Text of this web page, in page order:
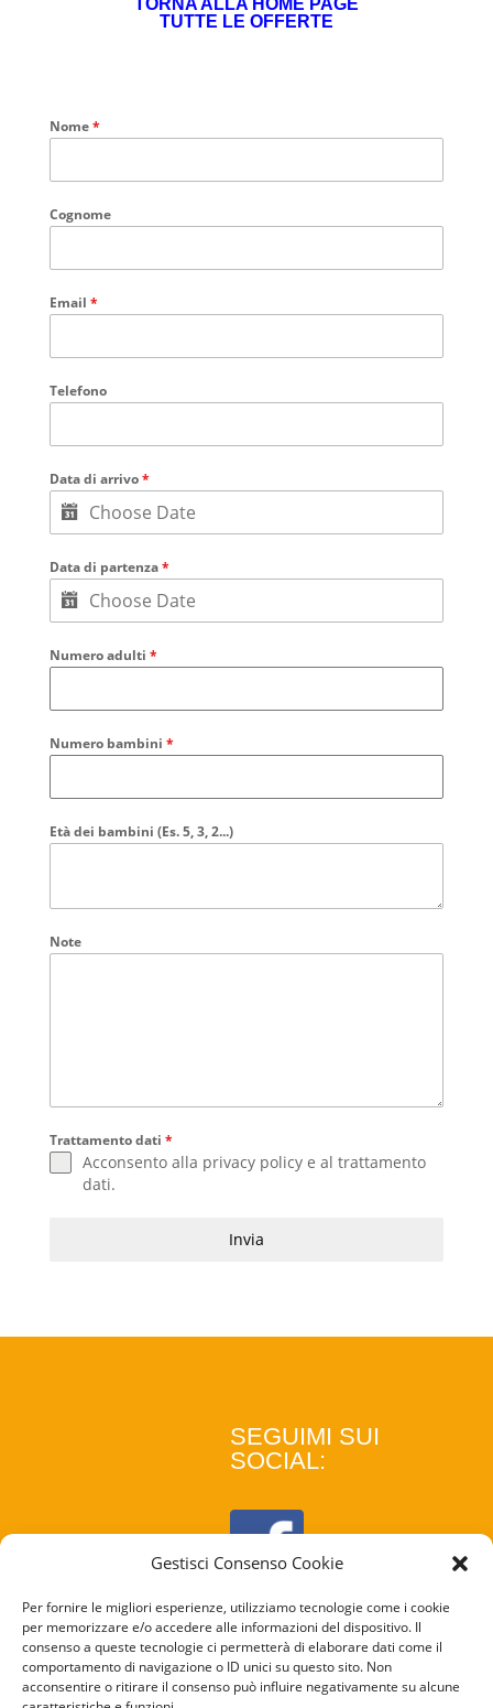
Gestisci Consenso Cookie
Per fornire le migliori esperienze, utilizziamo tecnologie come i cookie
per memorizzare e/o accedere alle informazioni del dispositivo. Il
consenso a queste tecnologie ci permetterà di elaborare dati come il
comportamento di navigazione o ID unici su questo sito. Non
acconsentire o ritirare il consenso può influire negativamente su alcune
TORNA ALLA HOME PAGE
TUTTE LE OFFERTE
Nome*
Cognome
Email *
Telefono
Data di arrivo*
Data di partenza*
Numero adulti *
Numero bambini *
Età dei bambini (Es. 5, 3, 2...)
Note
Trattamento dati *
Acconsento alla privacy policye al trattamento
dati.
Invia
SEGUIMI SUI
SOCIAL: